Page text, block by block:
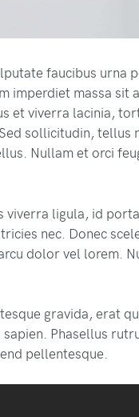
faucibus urna
imperdiet massa sit
et viverra lacinia,
sollicitudin,
Nullam et orci
viverra ligula, id
nec. Donec
dolor vel lorem.
gravida, erat
Phasellus
pellentesque.